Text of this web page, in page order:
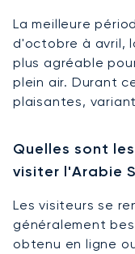
La meilleure
d'octobre à avril,
plus agréable
plein air. Durant
plaisantes, variant
Quelles sont
visiter l'Arabie
Les visiteurs se
généralement
obtenu en ligne